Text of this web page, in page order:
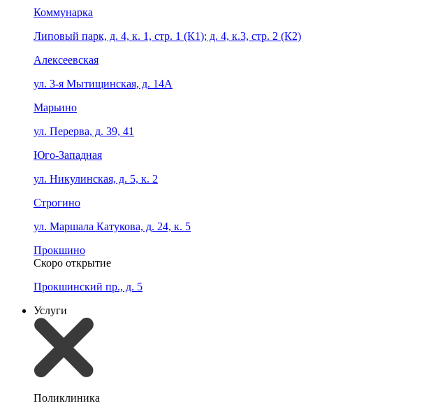
Коммунарка
Липовый парк, д. 4, к. 1, стр. 1 (К1); д. 4, к.3, стр. 2 (К2)
Алексеевская
ул. 3-я Мытищинская, д. 14А
Марьино
ул. Перерва, д. 39, 41
Юго-Западная
ул. Никулинская, д. 5, к. 2
Строгино
ул. Маршала Катукова, д. 24, к. 5
Прокшино
Скоро открытие
Прокшинский пр., д. 5
Услуги
Поликлиника